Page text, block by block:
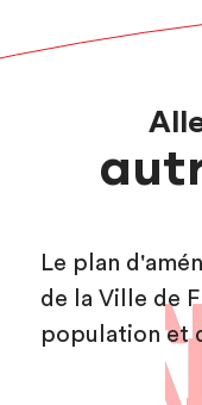
Le plan
de la Ville de
population et